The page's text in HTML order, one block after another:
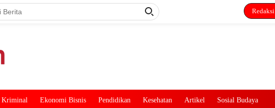
Redaksi
Kriminal Ekonomi Bisnis Pendidikan Kesehatan Artikel Sosial Budaya